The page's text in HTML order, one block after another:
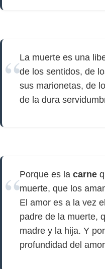
La muerte es una
de los sentidos, de
sus marionetas, de
de la dura
Porque es la carne
muerte, que los
El amor es a la vez
padre de la muerte,
madre y la hija. Y
profundidad del